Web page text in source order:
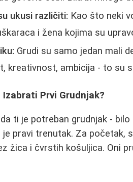
ukusi različiti: Kao što neki
i žena kojima su
Grudi su samo jedan mali
kreativnost, ambicija - to su
Izabrati Prvi Grudnjak?
ti je potreban grudnjak -
pravi trenutak. Za početak,
žica i čvrstih košuljica. Oni